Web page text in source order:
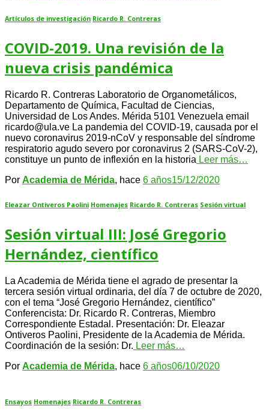
Artículos de investigación Ricardo R. Contreras
COVID-2019. Una revisión de la
nueva crisis pandémica
Ricardo R. Contreras Laboratorio de Organometálicos,
Departamento de Química, Facultad de Ciencias,
Universidad de Los Andes. Mérida 5101 Venezuela email
ricardo@ula.ve La pandemia del COVID-19, causada por el
nuevo coronavirus 2019-nCoV y responsable del síndrome
respiratorio agudo severo por coronavirus 2 (SARS-CoV-2),
constituye un punto de inflexión en la historia Leer más…
Por Academia de Mérida, hace 6 años15/12/2020
Eleazar Ontiveros Paolini Homenajes Ricardo R. Contreras Sesión virtual
Sesión virtual III: José Gregorio
Hernández, científico
La Academia de Mérida tiene el agrado de presentar la
tercera sesión virtual ordinaria, del día 7 de octubre de 2020,
con el tema “José Gregorio Hernández, científico”
Conferencista: Dr. Ricardo R. Contreras, Miembro
Correspondiente Estadal. Presentación: Dr. Eleazar
Ontiveros Paolini, Presidente de la Academia de Mérida.
Coordinación de la sesión: Dr. Leer más…
Por Academia de Mérida, hace 6 años06/10/2020
Ensayos Homenajes Ricardo R. Contreras